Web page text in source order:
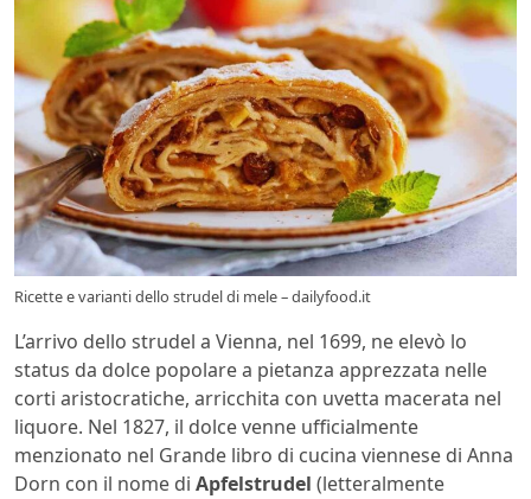
Ricette e varianti dello strudel di mele – dailyfood.it
L’arrivo dello strudel a Vienna, nel 1699, ne elevò lo
status da dolce popolare a pietanza apprezzata nelle
corti aristocratiche, arricchita con uvetta macerata nel
liquore. Nel 1827, il dolce venne ufficialmente
menzionato nel Grande libro di cucina viennese di Anna
Dorn con il nome di Apfelstrudel (letteralmente